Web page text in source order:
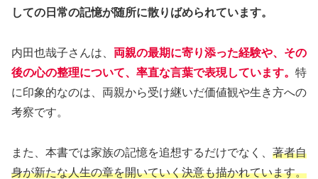
しての日常の記憶が随所に散りばめられています。
内田也哉子さんは、 両親の最期に寄り添った経験や、その
後の心の整理について、率直な言葉で表現しています。 特
に印象的なのは、両親から受け継いだ価値観や生き方への
考察です。
また、本書では家族の記憶を追想するだけでなく、 著者自
身が新たな人生の章を開いていく決意も描かれています。